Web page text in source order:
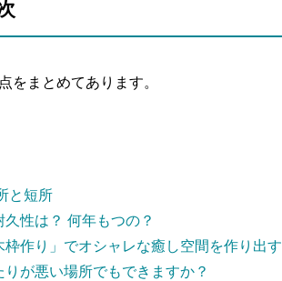
をまとめてあります。
と短所
性は？ 何年もつの？
枠作り」でオシャレな癒し空間を作り出す
が悪い場所でもできますか？